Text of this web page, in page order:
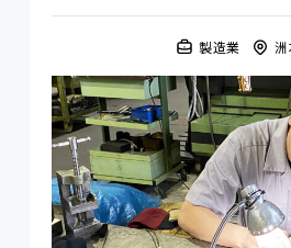
製造業